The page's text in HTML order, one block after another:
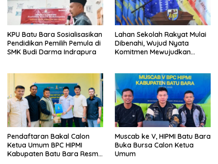
KPU Batu Bara Sosialisasikan
Pendidikan Pemilih Pemula di
SMK Budi Darma Indrapura
Lahan Sekolah Rakyat Mulai
Dibenahi, Wujud Nyata
Komitmen Mewujudkan
Pendaftaran Bakal Calon
Ketua Umum BPC HIPMI
Kabupaten Batu Bara Resmi
Muscab ke V, HIPMI Batu Bara
Buka Bursa Calon Ketua
Umum